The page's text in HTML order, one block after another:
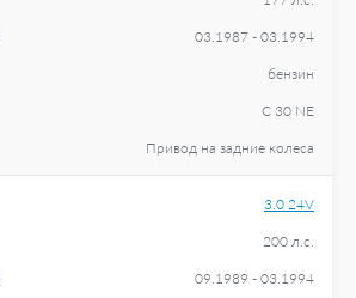
03.1987 - 03.1994
бензин
C 30 NE
Привод на задние колеса
3.0 24V
200 л.с.
09.1989 - 03.1994